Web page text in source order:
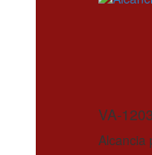
VA-1203
Alcancia